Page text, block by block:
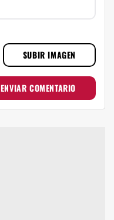
SUBIR IMAGEN
ENVIAR COMENTARIO